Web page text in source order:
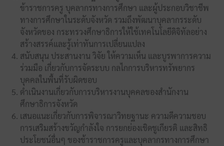
ข้าราชการครู บุคลากรทางการศึกษา และผู้ประกอบวิชาชีพ
ทางการศึกษาในระดับจังหวัด รวมถึงพัฒนาบุคลากรระดับ
จังหวัดของ กระทรวงศึกษาธิการให้ใช้เทคโนโลยีดิจิทัลอย่าง
สร้างสรรค์และรู้เท่าทันการเปลี่ยนแปลง
สนับสนุน ประสานงาน วิจัย ให้ความเห็น และบูรพาการความ
ร่วมมือ เกี่ยวกับการจัดระบบ กลไกการบริหารทรัพยากร
บุคคลในพื้นที่รับผิดขอบ
ดำเนินงานเกี่ยวกับการบริหารงานบุคคลของสำนักงาน
ศึกษาธิการจังหวัด
เสนอแนะเกี่ยวกับการพิจารณาวิทยฐานะ ความดีความชอบ
การเสริมสร้างขวัญกำลังใจ การยกย่องเชิดชูเกียรติ และสิทธิ
ประโยชน์อื่นๆ ของช้าราชการครูและบุคลากรทางการศึกษา